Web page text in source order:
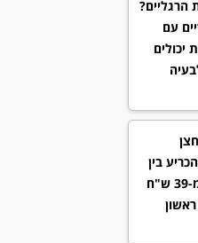
הרגליים?
עם
יכולים
בין
חיים ומוות החל מ-39 ש"ח